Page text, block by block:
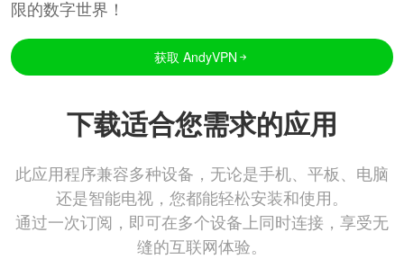
限的数字世界！
获取 AndyVPN
下载适合您需求的应用
此应用程序兼容多种设备，无论是手机、平板、电脑
还是智能电视，您都能轻松安装和使用。
通过一次订阅，即可在多个设备上同时连接，享受无
缝的互联网体验。